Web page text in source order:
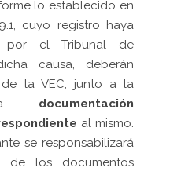
lo establecido en
cuyo registro haya
por el Tribunal de
causa, deberán
la VEC, junto a la
la documentación
al mismo.
se responsabilizará
de los documentos